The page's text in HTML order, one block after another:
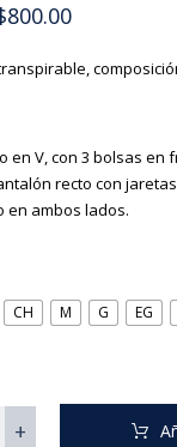
800.00
en V, con 3 bolsas en
recto con
en ambos lados.
CH M G EG
+